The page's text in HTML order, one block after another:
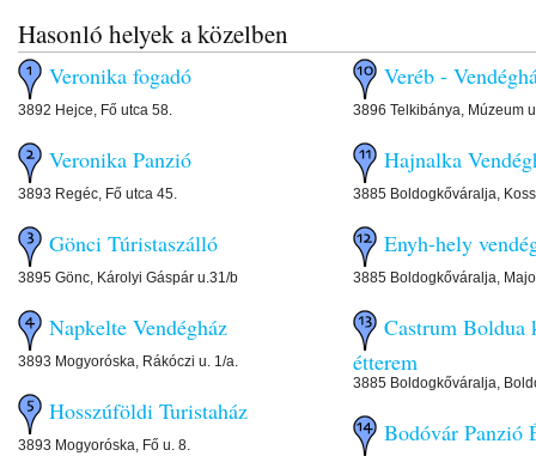
Hasonló helyek a közelben
Veronika fogadó
3892 Hejce, Fő utca 58.
Veronika Panzió
3893 Regéc, Fő utca 45.
Gönci Túristaszálló
3895 Gönc, Károlyi Gáspár u.31/b
Napkelte Vendégház
3893 Mogyoróska, Rákóczi u. 1/a.
Hosszúföldi Turistaház
3893 Mogyoróska, Fő u. 8.
Veréb -
3896 Telkibánya, Múzeum
Hajnalka
3885 Boldogkőváralja,
Enyh-hely
3885 Boldogkőváralja,
Castrum Boldua
étterem
3885 Boldogkőváralja,
Bodóvár Panzió